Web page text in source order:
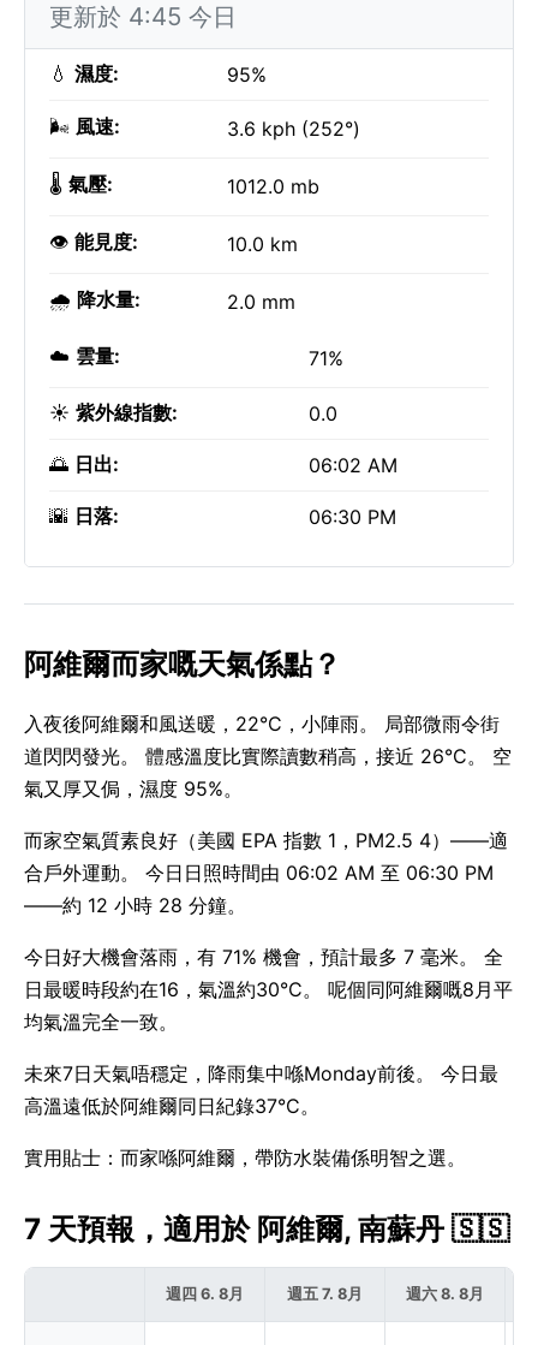
更新於 4:45 今日
💧 濕度: 95%
🌬️ 風速: 3.6 kph (252°)
🌡️ 氣壓: 1012.0 mb
👁️ 能見度: 10.0 km
🌧️ 降水量: 2.0 mm
☁️ 雲量: 71%
☀️ 紫外線指數: 0.0
🌅 日出: 06:02 AM
🌇 日落: 06:30 PM
阿維爾而家嘅天氣係點？
入夜後阿維爾和風送暖，22°C，小陣雨。 局部微雨令街
道閃閃發光。 體感溫度比實際讀數稍高，接近 26°C。 空
氣又厚又侷，濕度 95%。
而家空氣質素良好（美國 EPA 指數 1，PM2.5 4）——適
合戶外運動。 今日日照時間由 06:02 AM 至 06:30 PM
——約 12 小時 28 分鐘。
今日好大機會落雨，有 71% 機會，預計最多 7 毫米。 全
日最暖時段約在16，氣溫約30°C。 呢個同阿維爾嘅8月平
均氣溫完全一致。
未來7日天氣唔穩定，降雨集中喺Monday前後。 今日最
高溫遠低於阿維爾同日紀錄37°C。
實用貼士：而家喺阿維爾，帶防水裝備係明智之選。
7 天預報，適用於 阿維爾, 南蘇丹 🇸🇸
週四 6. 8月 週五 7. 8月 週六 8. 8月